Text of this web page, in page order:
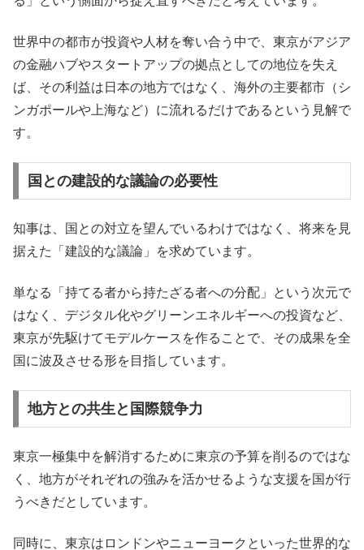
世界中の都市が投資や人材を奪い合う中で、東京がアジア
の金融ハブやスタートアップの拠点としての地位を失え
ば、その利益は日本の地方ではなく、海外の主要都市（シ
ンガポールや上海など）に流れるだけであるという見解で
す。
国との建設的な議論の必要性
知事は、国との対立を望んでいるわけではなく、将来を見
据えた「建設的な議論」を求めています。
単なる「持てる者から持たざる者への分配」という次元で
はなく、デジタル化やグリーンエネルギーへの投資など、
東京が先駆けてモデルケースを作ることで、その成果を全
国に波及させる形を目指しています。
地方との共生と国際競争力
東京一極集中を解消するために東京の予算を削るのではな
く、地方がそれぞれの強みを活かせるような支援を国が行
うべきだとしています。
同時に、東京はロンドンやニューヨークといった世界的な